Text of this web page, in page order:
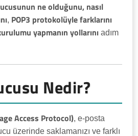
ne olduğunu, nasıl
, POP3 protokolüyle farklarını
yapmanın yollarını adım
Nedir?
Access Protocol), e-posta
üzerinde saklamanızı ve farklı